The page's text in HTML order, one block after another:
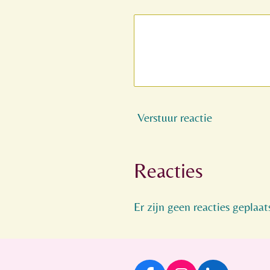
Verstuur reactie
Reacties
Er zijn geen reacties